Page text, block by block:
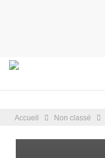
Accueil Non classé